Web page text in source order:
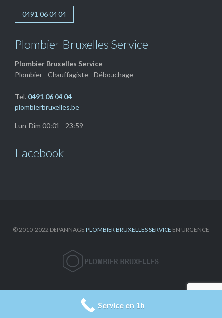
0491 06 04 04
Plombier Bruxelles Service
Plombier Bruxelles Service
Plombier - Chauffagiste - Débouchage
Tel. 0491 06 04 04
plombierbruxelles.be
Lun-Dim 00:01 - 23:59
Facebook
© 2010-2022 DEPANNAGE PLOMBIER BRUXELLES SERVICE EN URGENCE
SUIVEZ NOUS SUR LES RESEAUX SOCIAUX:
Service en 1h